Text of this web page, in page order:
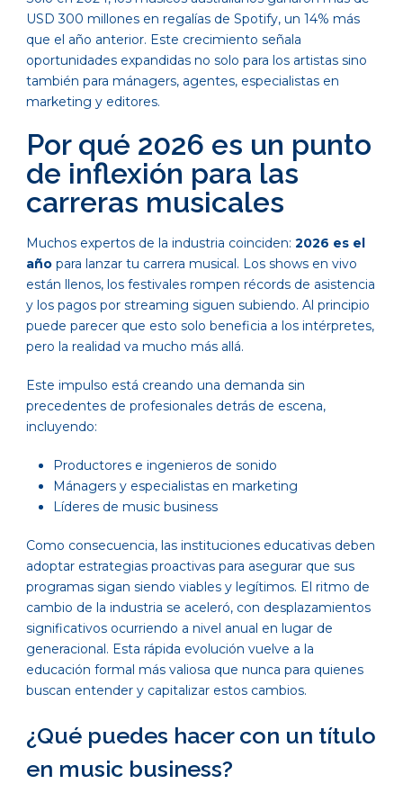
USD 300 millones en regalías de Spotify, un 14% más
que el año anterior. Este crecimiento señala
oportunidades expandidas no solo para los artistas sino
también para mánagers, agentes, especialistas en
marketing y editores.
Por qué 2026 es un punto
de inflexión para las
carreras musicales
Muchos expertos de la industria coinciden: 2026 es el
año para lanzar tu carrera musical. Los shows en vivo
están llenos, los festivales rompen récords de asistencia
y los pagos por streaming siguen subiendo. Al principio
puede parecer que esto solo beneficia a los intérpretes,
pero la realidad va mucho más allá.
Este impulso está creando una demanda sin
precedentes de profesionales detrás de escena,
incluyendo:
Productores e ingenieros de sonido
Mánagers y especialistas en marketing
Líderes de music business
Como consecuencia, las instituciones educativas deben
adoptar estrategias proactivas para asegurar que sus
programas sigan siendo viables y legítimos. El ritmo de
cambio de la industria se aceleró, con desplazamientos
significativos ocurriendo a nivel anual en lugar de
generacional. Esta rápida evolución vuelve a la
educación formal más valiosa que nunca para quienes
buscan entender y capitalizar estos cambios.
¿Qué puedes hacer con un título
en music business?